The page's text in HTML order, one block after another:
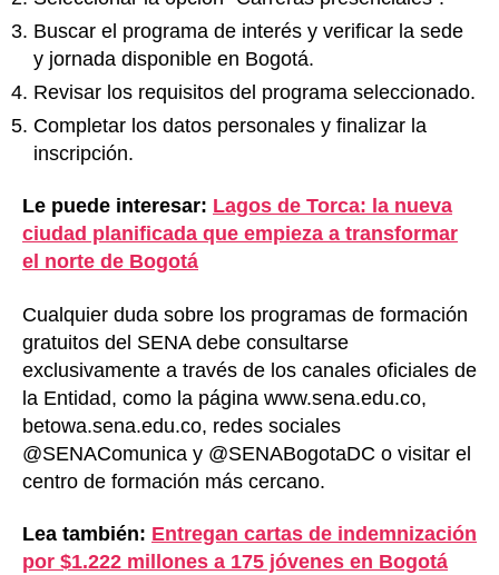
Buscar el programa de interés y verificar la sede
y jornada disponible en Bogotá.
Revisar los requisitos del programa seleccionado.
Completar los datos personales y finalizar la
inscripción.
Le puede interesar: Lagos de Torca: la nueva
ciudad planificada que empieza a transformar
el norte de Bogotá
Cualquier duda sobre los programas de formación
gratuitos del SENA debe consultarse
exclusivamente a través de los canales oficiales de
la Entidad, como la página www.sena.edu.co,
betowa.sena.edu.co, redes sociales
@SENAComunica y @SENABogotaDC o visitar el
centro de formación más cercano.
Lea también: Entregan cartas de indemnización
por $1.222 millones a 175 jóvenes en Bogotá